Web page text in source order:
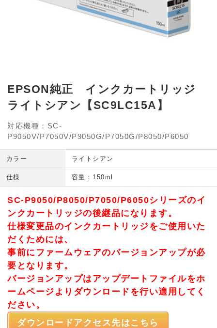
EPSON純正 インクカートリッジ
ライトシアン【SC9LC15A】
対応機種：SC-
P9050V/P7050V/P9050G/P7050G/P8050/P6050
カラー ライトシアン
仕様 容量：150ml
SC-P9050/P8050/P7050/P6050シリーズのイ
ンクカートリッジの後継品になります。
仕様変更品のインクカートリッジをご使用いた
だくためには、
事前にファームウェアのバージョンアップが必
要となります。
バージョンアップはアップデートファイルをホ
ームページよりダウンロードを行い適用してく
ださい。
ダウンロードアクセス先はこちら